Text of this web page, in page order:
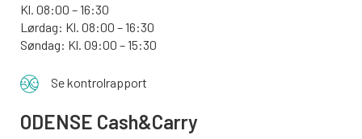
Kl. 08:00 – 16:30
Lørdag: Kl. 08:00 – 16:30
Søndag: Kl. 09:00 – 15:30
Se kontrolrapport
ODENSE Cash&Carry